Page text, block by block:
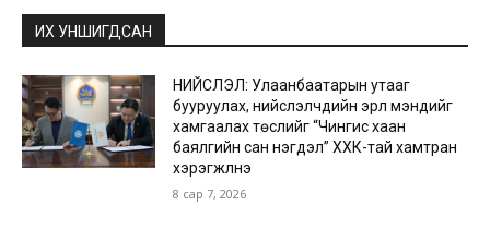
ИХ УНШИГДСАН
НИЙСЛЭЛ: Улаанбаатарын утааг
бууруулах, нийслэлчүүдийн эрүүл мэндийг
хамгаалах төслийг “Чингис хаан
баялгийн сан нэгдэл” ХХК-тай хамтран
хэрэгжүүлнэ
8 сар 7, 2026